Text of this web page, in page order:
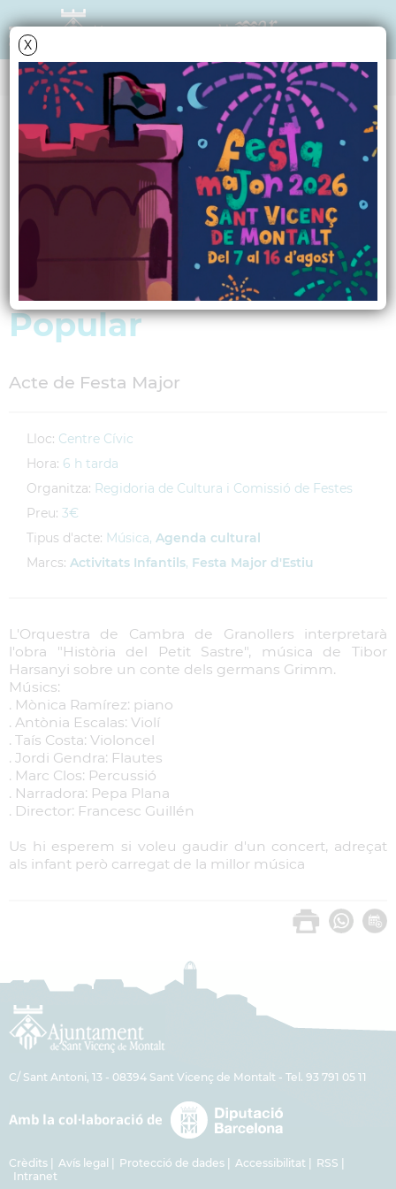
X
AGENDA
Diumenge20 agost 2006
Espectacle Infantil:
"Història del Petit
Sastre"... i ... Berenar
Popular
Acte de Festa Major
Lloc: Centre Cívic
Hora: 6 h tarda
Organitza: Regidoria de Cultura i Comissió de Festes
Preu: 3€
Tipus d'acte: Música, Agenda cultural
Marcs: Activitats Infantils, Festa Major d'Estiu
L'Orquestra de Cambra de Granollers interpretarà
l'obra "Història del Petit Sastre", música de Tibor
Harsanyi sobre un conte dels germans Grimm.
Músics:
. Mònica Ramírez: piano
. Antònia Escalas: Violí
. Taís Costa: Violoncel
. Jordi Gendra: Flautes
. Marc Clos: Percussió
. Narradora: Pepa Plana
. Director: Francesc Guillén
Us hi esperem si voleu gaudir d'un concert, adreçat
als infant però carregat de la millor música
C/ Sant Antoni, 13 - 08394 Sant Vicenç de Montalt - Tel. 93 791 05 11
Crèdits Avís legal Protecció de dades Accessibilitat
RSS
Intranet